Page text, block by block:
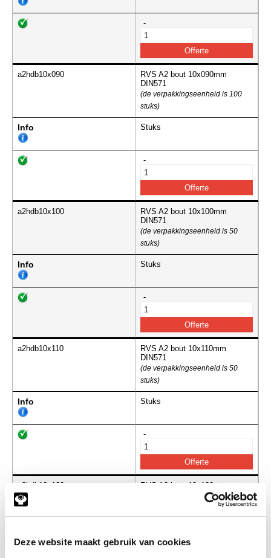
Deze website maakt gebruik van cookies
-
a2hdb10x090
RVS A2 bout 10x090mm
DIN571
(de verpakkingseenheid is 100
stuks)
Info Stuks
-
a2hdb10x100
RVS A2 bout 10x100mm
DIN571
(de verpakkingseenheid is 50
stuks)
Info Stuks
-
a2hdb10x110
RVS A2 bout 10x110mm
DIN571
(de verpakkingseenheid is 50
stuks)
Info Stuks
-
a2hdb10x120
RVS A2 bout 10x120mm
(de verpakkingseenheid is 50
stuks)
Info Stuks